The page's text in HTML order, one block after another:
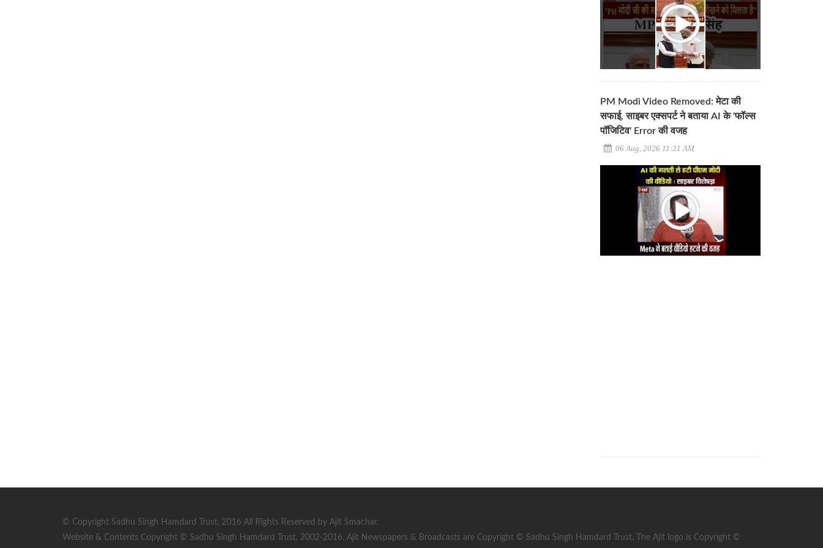
PM Modi Video Removed: मेटा की
सफाई, साइबर एक्सपर्ट ने बताया AI के 'फॉल्स
पॉजिटिव' Error की वजह
06 Aug, 2026 11:21 AM
© Copyright Sadhu Singh Hamdard Trust, 2016 All Rights Reserved by Ajit Smachar.
Website & Contents Copyright © Sadhu Singh Hamdard Trust, 2002-2016. Ajit Newspapers & Broadcasts are Copyright © Sadhu Singh Hamdard Trust. The Ajit logo is Copyright ©